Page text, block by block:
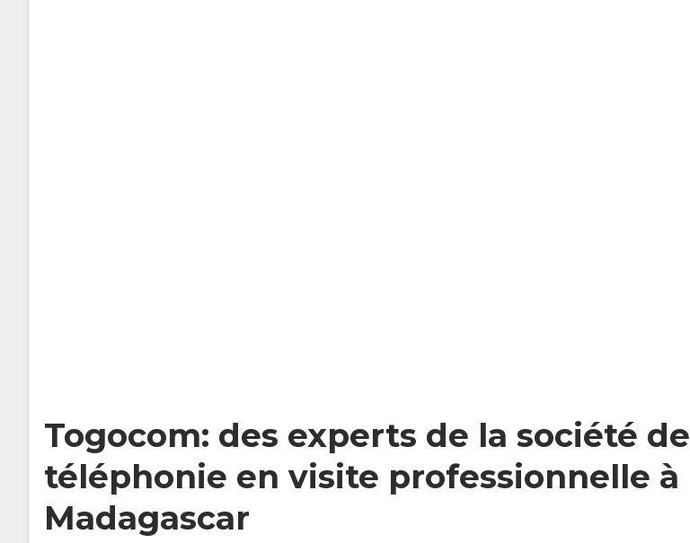
Togocom: des experts de la société de
téléphonie en visite professionnelle à
Madagascar